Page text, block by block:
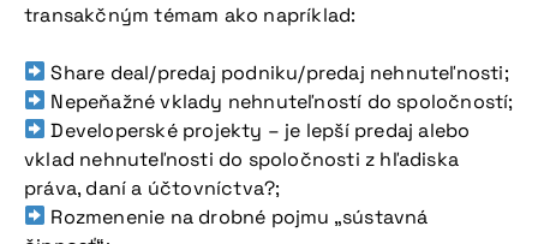
transakčným témam ako napríklad:
Share deal/predaj podniku/predaj nehnuteľnosti;
Nepeňažné vklady nehnuteľností do spoločností;
Developerské projekty – je lepší predaj alebo
vklad nehnuteľnosti do spoločnosti z hľadiska
práva, daní a účtovníctva?;
Rozmenenie na drobné pojmu „sústavná